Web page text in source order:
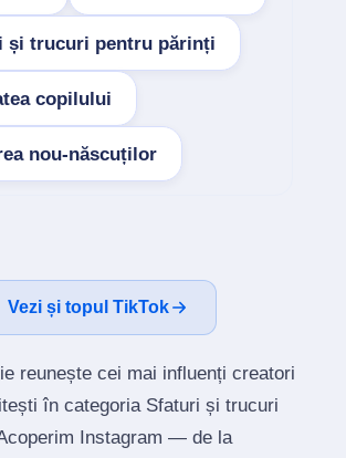
și trucuri pentru părinți
copilului
nou-născuților
Vezi și topul TikTok
reunește cei mai influenți creatori
în categoria Sfaturi și trucuri
Instagram — de la